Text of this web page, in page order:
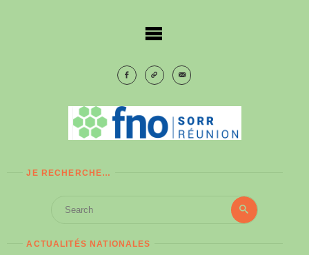
JE RECHERCHE…
Search
Search
ACTUALITÉS NATIONALES